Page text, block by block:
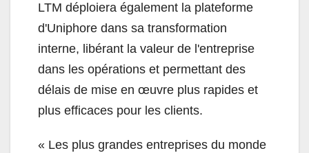
LTM déploiera également la plateforme
d'Uniphore dans sa transformation
interne, libérant la valeur de l'entreprise
dans les opérations et permettant des
délais de mise en œuvre plus rapides et
plus efficaces pour les clients.
« Les plus grandes entreprises du monde